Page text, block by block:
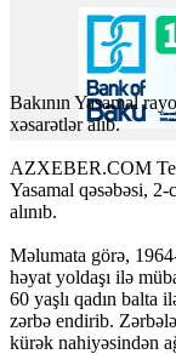
Bakının Yasamal
xəsarətlər alıb.
AZXEBER.COM
Yasamal qəsəbəsi,
alınıb.
Məlumata görə,
həyat yoldaşı ilə
60 yaşlı qadın balta
zərbə endirib.
kürək nahiyəsindən